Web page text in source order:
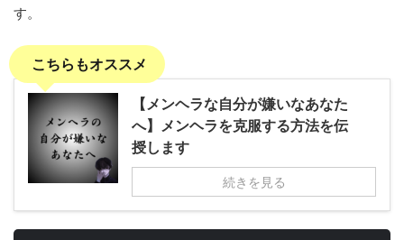
す。
こちらもオススメ
【メンヘラな自分が嫌いなあなた
へ】メンヘラを克服する方法を伝
授します
続きを見る